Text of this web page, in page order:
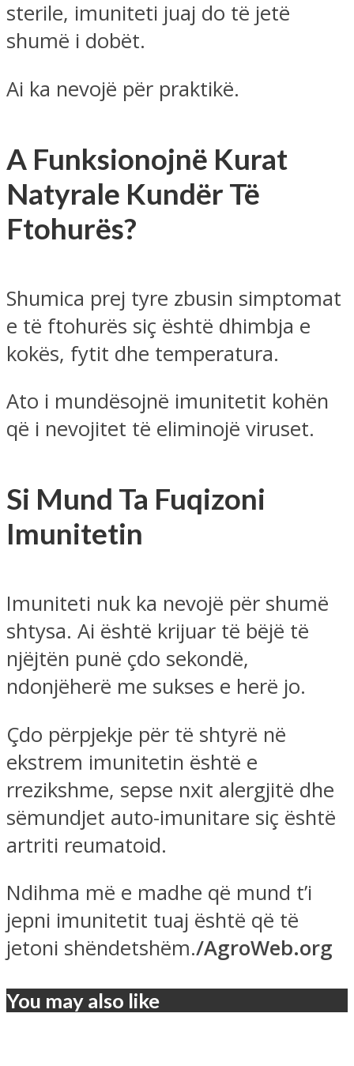
sterile, imuniteti juaj do të jetë
shumë i dobët.
Ai ka nevojë për praktikë.
A Funksionojnë Kurat
Natyrale Kundër Të
Ftohurës?
Shumica prej tyre zbusin simptomat
e të ftohurës siç është dhimbja e
kokës, fytit dhe temperatura.
Ato i mundësojnë imunitetit kohën
që i nevojitet të eliminojë viruset.
Si Mund Ta Fuqizoni
Imunitetin
Imuniteti nuk ka nevojë për shumë
shtysa. Ai është krijuar të bëjë të
njëjtën punë çdo sekondë,
ndonjëherë me sukses e herë jo.
Çdo përpjekje për të shtyrë në
ekstrem imunitetin është e
rrezikshme, sepse nxit alergjitë dhe
sëmundjet auto-imunitare siç është
artriti reumatoid.
Ndihma më e madhe që mund t’i
jepni imunitetit tuaj është që të
jetoni shëndetshëm./AgroWeb.org
You may also like